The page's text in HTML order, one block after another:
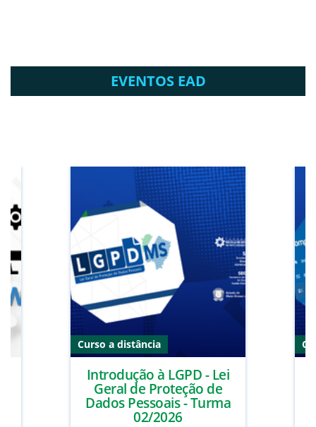
EVENTOS EAD
Curso a distância
Introdução à LGPD - Lei
Geral de Proteção de
Dados Pessoais - Turma
02/2026